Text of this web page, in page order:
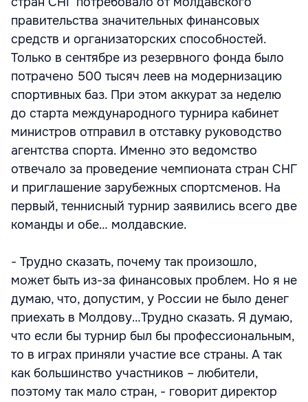
правительства значительных финансовых
средств и организаторских способностей.
Только в сентябре из резервного фонда было
потрачено 500 тысяч леев на модернизацию
спортивных баз. При этом аккурат за неделю
до старта международного турнира кабинет
министров отправил в отставку руководство
агентства спорта. Именно это ведомство
отвечало за проведение чемпионата стран СНГ
и приглашение зарубежных спортсменов. На
первый, теннисный турнир заявились всего две
команды и обе… молдавские.
- Трудно сказать, почему так произошло,
может быть из-за финансовых проблем. Но я не
думаю, что, допустим, у России не было денег
приехать в Молдову…Трудно сказать. Я думаю,
что если бы турнир был бы профессиональным,
то в играх приняли участие все страны. А так
как большинство участников – любители,
поэтому так мало стран, - говорит директор